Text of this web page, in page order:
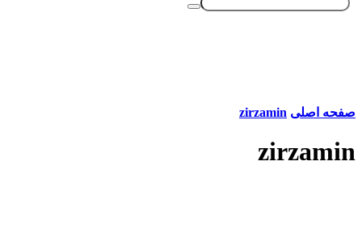
صفحه اصلی zirzamin
zirzamin